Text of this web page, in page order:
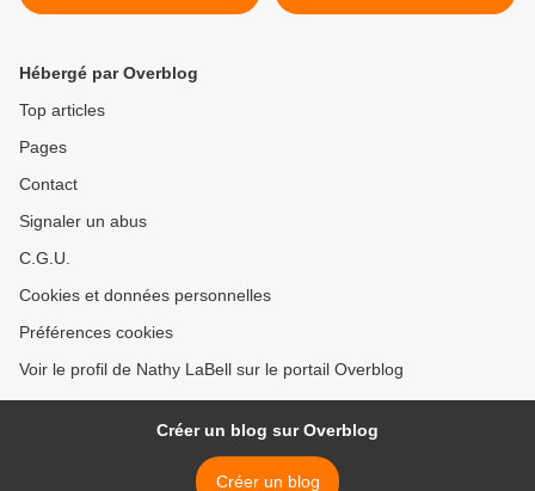
𝐁𝐎𝐍𝐇𝐄𝐔𝐑 𝐬𝐞 𝐭𝐫𝐨𝐮𝐯𝐞 𝐚𝐮
Hébergé par Overblog
Top articles
Pages
Contact
Signaler un abus
C.G.U.
Cookies et données personnelles
Préférences cookies
Voir le profil de Nathy LaBell sur le portail Overblog
Créer un blog sur Overblog
Créer un blog